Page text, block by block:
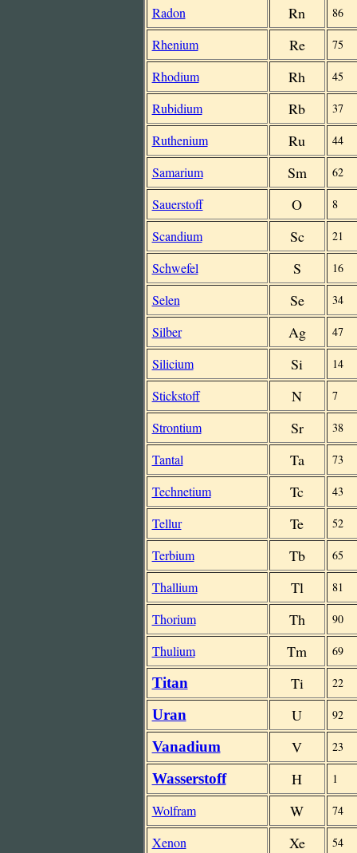
Radon Rn 86
Rhenium Re 75
Rhodium Rh 45
Rubidium Rb 37
Ruthenium Ru 44
Samarium Sm 62
Sauerstoff O 8
Scandium Sc 21
Schwefel S 16
Selen Se 34
Silber Ag 47
Silicium Si 14
Stickstoff N 7
Strontium Sr 38
Tantal Ta 73
Technetium Tc 43
Tellur Te 52
Terbium Tb 65
Thallium Tl 81
Thorium Th 90
Thulium Tm 69
Titan Ti 22
Uran U 92
Vanadium V 23
Wasserstoff H 1
Wolfram W 74
Xenon Xe 54